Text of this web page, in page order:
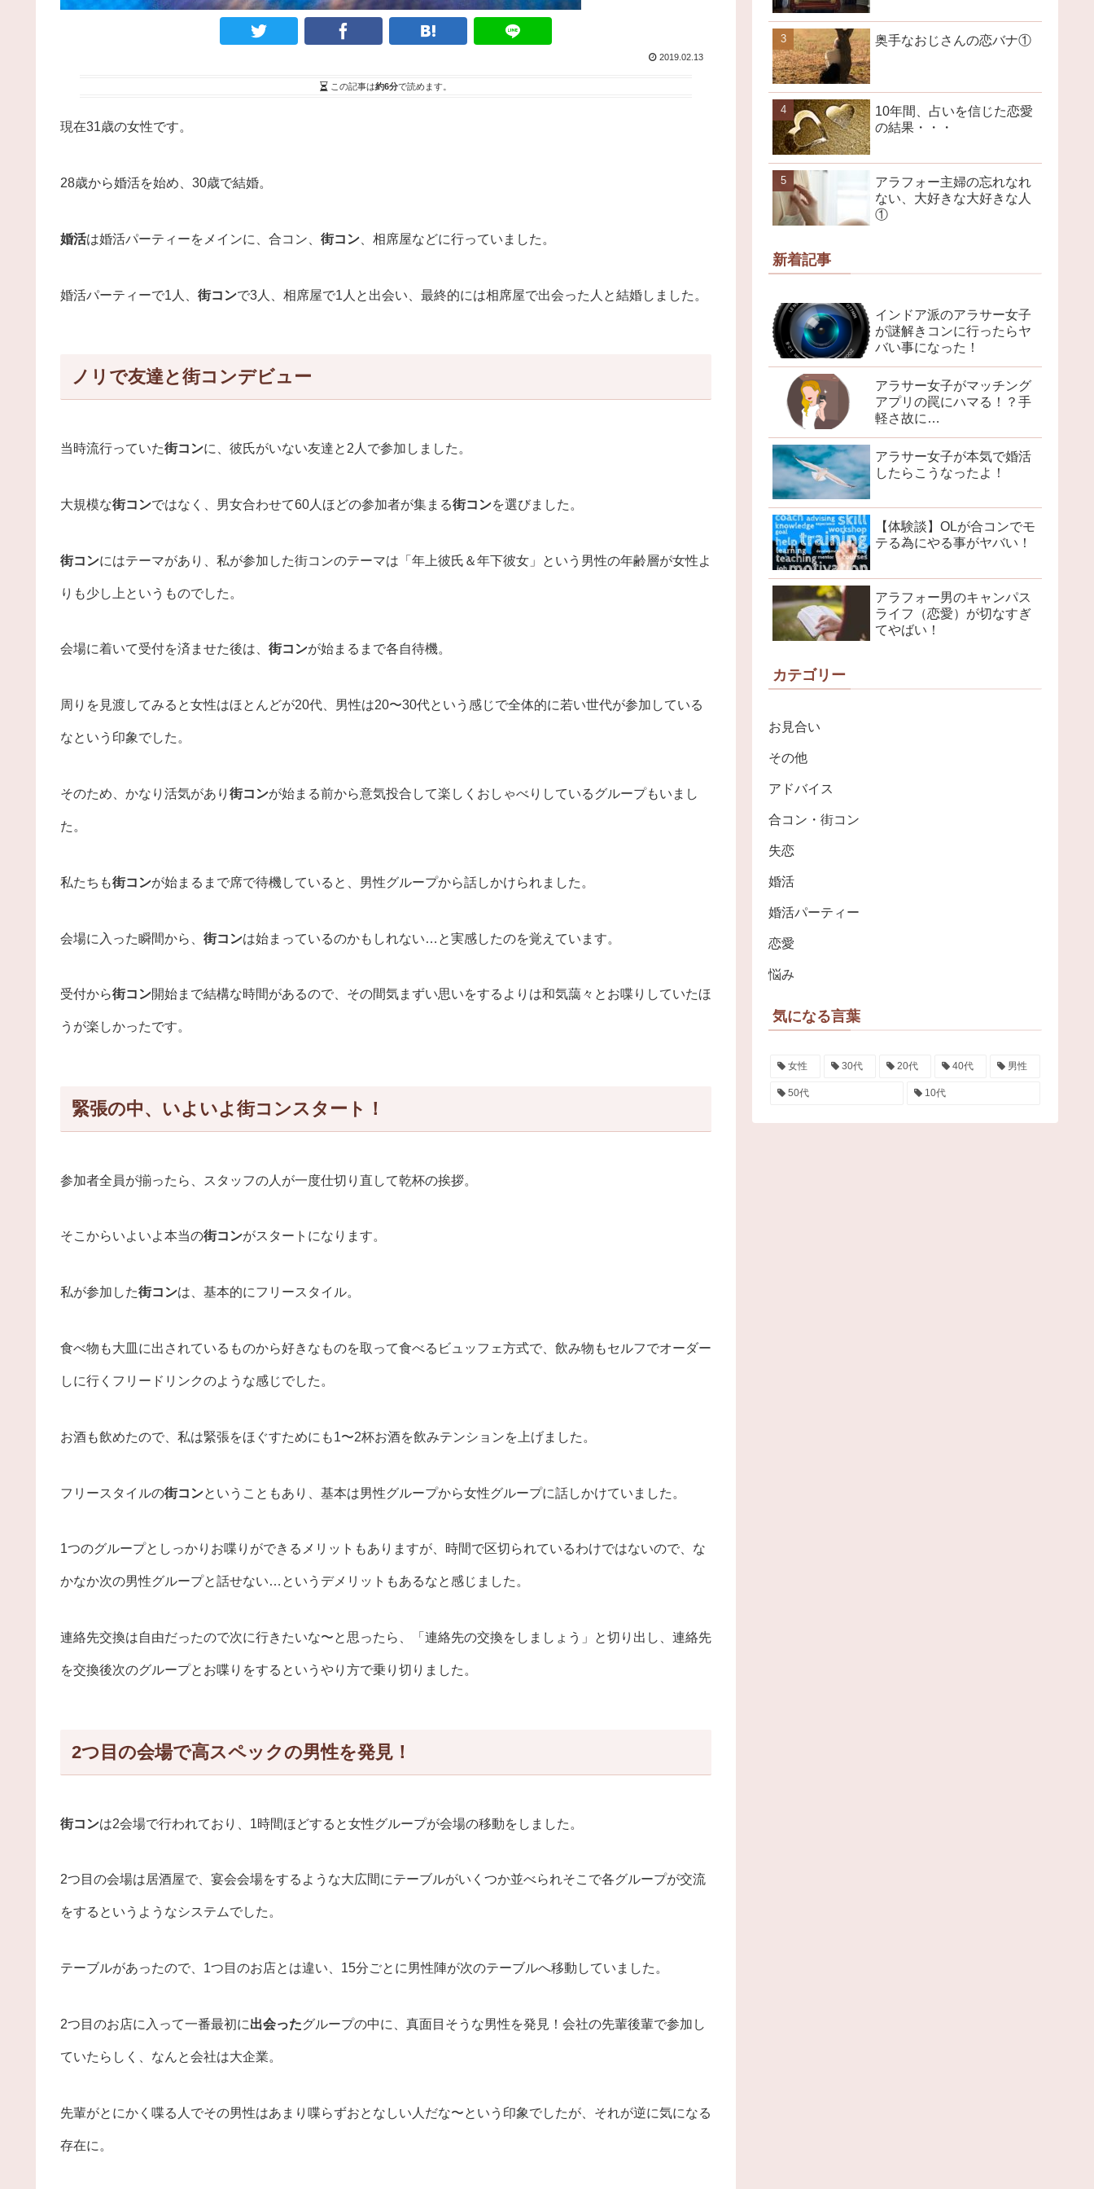
2019.02.13
この記事は約6分で読めます。
現在31歳の女性です。
28歳から婚活を始め、30歳で結婚。
婚活は婚活パーティーをメインに、合コン、 街コン 、相席屋などに行っていました。
婚活パーティーで1人、 街コンで3人、相席屋で1人と出会い、最終的には相席屋で出会った人と結婚しました。
ノリで友達と街コンデビュー
当時流行っていた街コンに、彼氏がいない友達と2人で参加しました。
大規模な街コンではなく、男女合わせて60人ほどの参加者が集まる街コンを選びました。
街コンにはテーマがあり、私が参加した街コンのテーマは「年上彼氏＆年下彼女」という男性の年齢層が女性よ
りも少し上というものでした。
会場に着いて受付を済ませた後は、 街コンが始まるまで各自待機。
周りを見渡してみると女性はほとんどが20代、男性は20〜30代という感じで全体的に若い世代が参加している
なという印象でした。
そのため、かなり活気があり 街コンが始まる前から意気投合して楽しくおしゃべりしているグループもいまし
た。
私たちも街コンが始まるまで席で待機していると、男性グループから話しかけられました。
会場に入った瞬間から、 街コンは始まっているのかもしれない…と実感したのを覚えています。
受付から街コン開始まで結構な時間があるので、その間気まずい思いをするよりは和気藹々とお喋りしていたほ
うが楽しかったです。
緊張の中、いよいよ街コンスタート！
参加者全員が揃ったら、スタッフの人が一度仕切り直して乾杯の挨拶。
そこからいよいよ本当の街コンがスタートになります。
私が参加した街コンは、基本的にフリースタイル。
食べ物も大皿に出されているものから好きなものを取って食べるビュッフェ方式で、飲み物もセルフでオーダー
しに行くフリードリンクのような感じでした。
お酒も飲めたので、私は緊張をほぐすためにも1〜2杯お酒を飲みテンションを上げました。
フリースタイルの街コンということもあり、基本は男性グループから女性グループに話しかけていました。
1つのグループとしっかりお喋りができるメリットもありますが、時間で区切られているわけではないので、な
かなか次の男性グループと話せない…というデメリットもあるなと感じました。
連絡先交換は自由だったので次に行きたいな〜と思ったら、「連絡先の交換をしましょう」と切り出し、連絡先
を交換後次のグループとお喋りをするというやり方で乗り切りました。
2つ目の会場で高スペックの男性を発見！
街コンは2会場で行われており、1時間ほどすると女性グループが会場の移動をしました。
2つ目の会場は居酒屋で、宴会会場をするような大広間にテーブルがいくつか並べられそこで各グループが交流
をするというようなシステムでした。
テーブルがあったので、1つ目のお店とは違い、15分ごとに男性陣が次のテーブルへ移動していました。
2つ目のお店に入って一番最初に出会ったグループの中に、真面目そうな男性を発見！会社の先輩後輩で参加し
ていたらしく、なんと会社は大企業。
先輩がとにかく喋る人でその男性はあまり喋らずおとなしい人だな〜という印象でしたが、それが逆に気になる
存在に。
奥手なおじさんの恋バナ①
10年間、占いを信じた恋愛
の結果・・・
アラフォー主婦の忘れなれ
ない、大好きな大好きな人
①
新着記事
インドア派のアラサー女子
が謎解きコンに行ったらヤ
バい事になった！
アラサー女子がマッチング
アプリの罠にハマる！？手
軽さ故に…
アラサー女子が本気で婚活
したらこうなったよ！
【体験談】OLが合コンでモ
テる為にやる事がヤバい！
アラフォー男のキャンパス
ライフ（恋愛）が切なすぎ
てやばい！
カテゴリー
お見合い
その他
アドバイス
合コン・街コン
失恋
婚活
婚活パーティー
恋愛
悩み
気になる言葉
女性 30代 20代 40代 男性
50代 10代